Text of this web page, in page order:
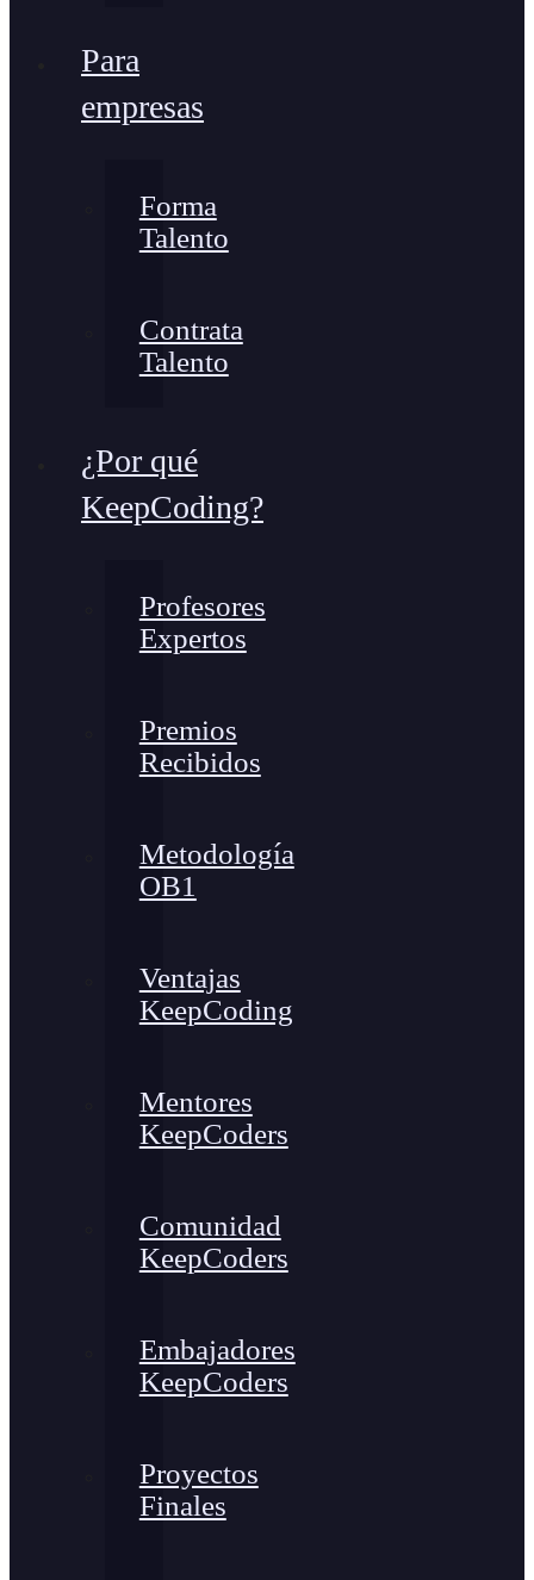
Para
empresas
Forma
Talento
Contrata
Talento
¿Por qué
KeepCoding?
Profesores
Expertos
Premios
Recibidos
Metodología
OB1
Ventajas
KeepCoding
Mentores
KeepCoders
Comunidad
KeepCoders
Embajadores
KeepCoders
Proyectos
Finales